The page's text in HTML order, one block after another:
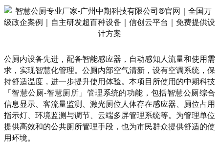
公厕内设备先进，配备智能感应器，自动感知人流量和使用需
求，实现智慧化管理。公厕内部空气清新，设有空调系统，保
持舒适温度，进一步提升使用体验。本项目所使用的中期科技
「智慧公厕-智慧厕所」管理系统的功能，包括智慧公厕综合
信息显示、客流量监测、激光厕位人体存在感应器、厕位占用
指示灯、环境监测与调节、云端多屏管理系统等。为管理单位
提供高效和的公共厕所管理手段，也为市民群众提供舒适的使
用环境。